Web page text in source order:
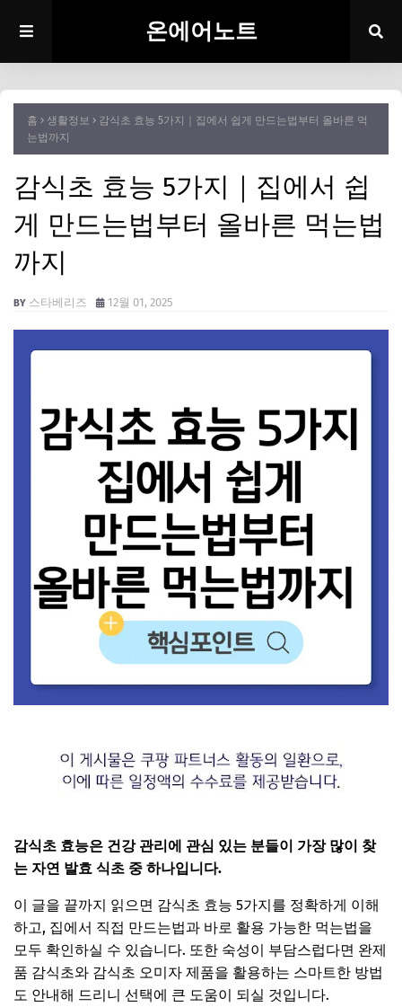
온에어노트
홈 생활정보
감식초 효능 5가지｜집에서 쉽게 만드는법부터 올바른 먹
는법까지
감식초 효능 5가지｜집에서 쉽
게 만드는법부터 올바른 먹는법
까지
스타베리즈 12월 01, 2025
감식초 효능은 건강 관리에 관심 있는 분들이 가장 많이 찾
는 자연 발효 식초 중 하나입니다.
이 글을 끝까지 읽으면 감식초 효능 5가지를 정확하게 이해
하고, 집에서 직접 만드는법과 바로 활용 가능한 먹는법을
모두 확인하실 수 있습니다. 또한 숙성이 부담스럽다면 완제
품 감식초와 감식초 오미자 제품을 활용하는 스마트한 방법
도 안내해 드리니 선택에 큰 도움이 되실 것입니다.